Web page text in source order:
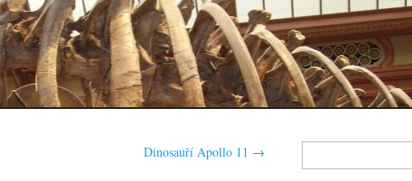
Dinosauří Apollo 11 →